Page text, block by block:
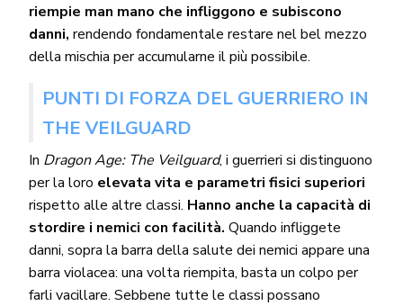
riempie man mano che infliggono e subiscono
danni, rendendo fondamentale restare nel bel mezzo
della mischia per accumularne il più possibile.
PUNTI DI FORZA DEL GUERRIERO IN
THE VEILGUARD
In Dragon Age: The Veilguard, i guerrieri si distinguono
per la loro elevata vita e parametri fisici superiori
rispetto alle altre classi. Hanno anche la capacità di
stordire i nemici con facilità.Quando infliggete
danni, sopra la barra della salute dei nemici appare una
barra violacea: una volta riempita, basta un colpo per
farli vacillare. Sebbene tutte le classi possano